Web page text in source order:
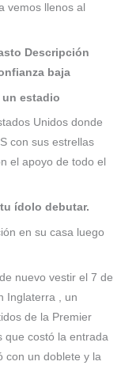
vemos llenos al
un estadio
Unidos donde
con sus estrellas
el apoyo de todo el
ídolo debutar.
en su casa luego
nuevo vestir el 7 de
Inglaterra , un
de la Premier
que costó la entrada
con un doblete y la